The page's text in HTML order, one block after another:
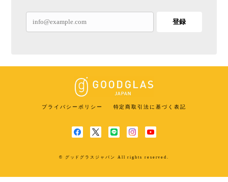
登録
プライバシーポリシー 特定商取引法に基づく表記
© グッドグラスジャパン All rights reserved.